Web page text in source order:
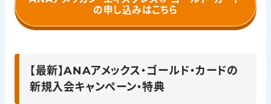
の申し込みはこちら
【最新】ANAアメックス・ゴールド・カードの
新規入会キャンぺーン・特典